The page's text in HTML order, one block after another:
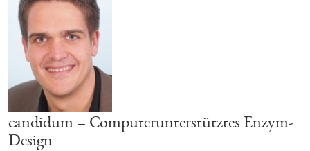
candidum – Computerunterstütztes Enzym-
Design